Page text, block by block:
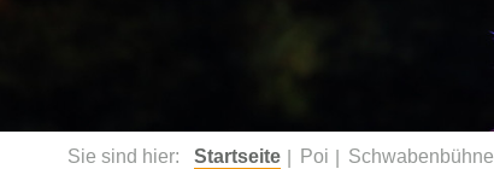
Sie sind hier: Startseite Poi